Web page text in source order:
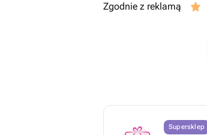
Zgodnie z reklamą
Supersklep